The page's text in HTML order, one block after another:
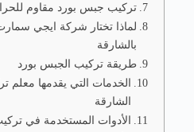
تركيب جبس بورد مقاوم
لماذا تختار شركة ايجي
بالشارقة
طريقة تركيب الجبس بورد
الخدمات التي يقدمها
الشارقة
الأدوات المستخدمة في